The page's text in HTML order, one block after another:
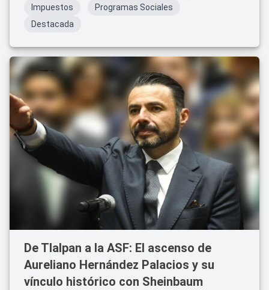
Impuestos
Programas Sociales
Destacada
De Tlalpan a la ASF: El ascenso de
Aureliano Hernández Palacios y su
vínculo histórico con Sheinbaum